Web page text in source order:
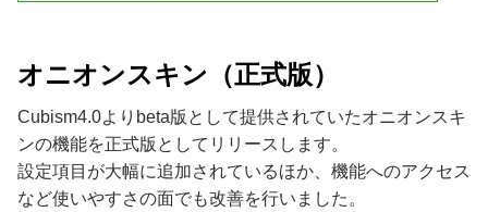
オニオンスキン（正式版）
Cubism4.0よりbeta版として提供されていたオニオンスキ
ンの機能を正式版としてリリースします。
設定項目が大幅に追加されているほか、機能へのアクセス
など使いやすさの面でも改善を行いました。